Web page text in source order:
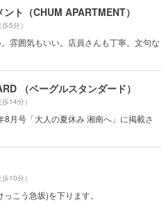
ト（CHUM APARTMENT）
歩5分）
雰囲気もいい。店員さんも丁寧。文句な
（ベーグルスタンダード）
歩14分）
月号「大人の夏休み 湘南へ」に掲載さ
歩10分）
こう急坂)を下ります。